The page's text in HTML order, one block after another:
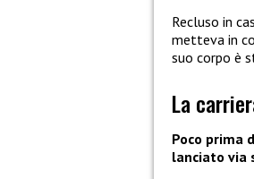
Recluso in
metteva in
suo corpo è
La
Poco prima
lanciato via